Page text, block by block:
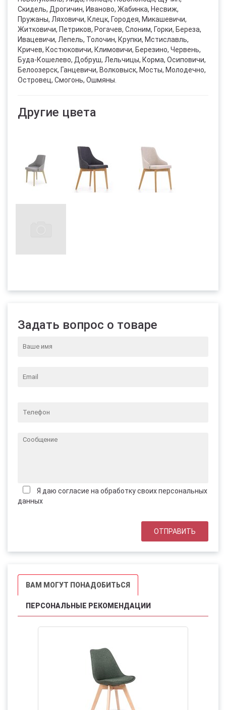
Скидель, Дрогичин, Иваново, Жабинка, Несвиж,
Пружаны, Ляховичи, Клецк, Городея, Микашевичи,
Житковичи, Петриков, Рогачев, Слоним, Горки, Береза,
Ивацевичи, Лепель, Толочин, Крупки, Мстиславль,
Кричев, Костюковичи, Климовичи, Березино, Червень,
Буда-Кошелево, Добруш, Лельчицы, Корма, Осиповичи,
Белоозерск, Ганцевичи, Волковыск, Мосты, Молодечно,
Островец, Смогонь, Ошмяны.
Другие цвета
Задать вопрос о товаре
Я даю согласие на обработку своих персональных
данных
ВАМ МОГУТ ПОНАДОБИТЬСЯ
ПЕРСОНАЛЬНЫЕ РЕКОМЕНДАЦИИ